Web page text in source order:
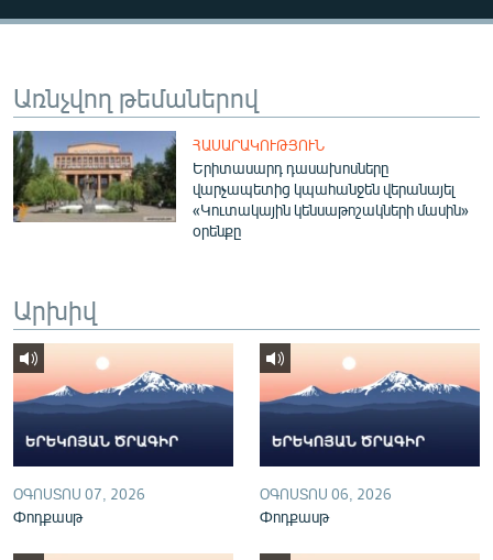
ՏԵՍԱՆՅՈՒԹԵՐ
ՁԳՏԵԼՈՎ ԼԱՎԱԳՈՒՅՆԻՆ
ՓՈԴՔԱՍԹ
Հայերեն
ՀԵՏԵՎԵՔ ՄԵԶ
«Ազատության» բոլոր կայքերը
Առնչվող թեմաներով
ՀԱՍԱՐԱԿՈՒԹՅՈՒՆ
Երիտասարդ դասախոսները
վարչապետից կպահանջեն վերանայել
«Կուտակային կենսաթոշակների մասին»
օրենքը
Արխիվ
ՕԳՈՍՏՈՍ 07, 2026
Փոդքասթ
ՕԳՈՍՏՈՍ 06, 2026
Փոդքասթ